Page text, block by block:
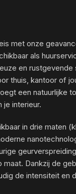
met onze
als
en
thuis, kantoor of
een natuurlijke
je interieur.
in drie maten
maat. Dankzij de
de intensiteit en